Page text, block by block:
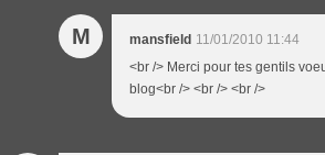
M mansfield 11/01/2010 11:44
<br /> Merci pour tes gentils
blog<br /> <br /> <br />